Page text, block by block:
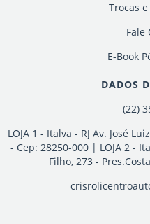
Trocas
Fale
E-Book
DADOS
(22)
LOJA 1 - Italva - RJ Av. José
- Cep: 28250-000 | LOJA 2 -
Filho, 273 -